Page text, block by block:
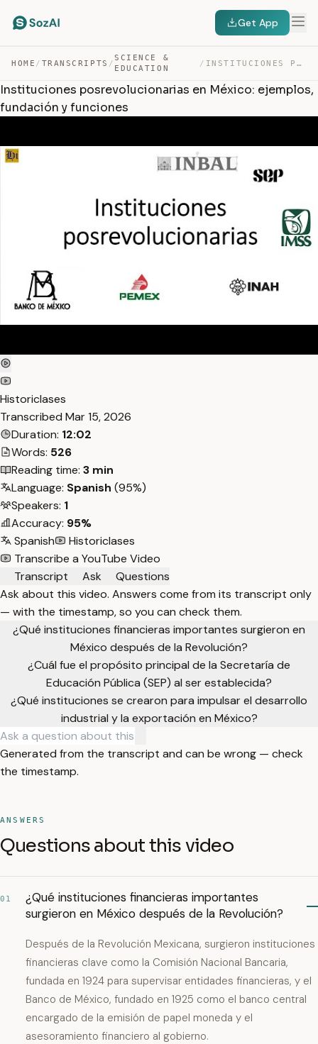
Get App
HOME / TRANSCRIPTS /
SCIENCE &
EDUCATION
/ INSTITUCIONES POSREVOLUCIONARIAS EN MÉXICO: EJEMPLOS, F… — TRANSCRIPT
Instituciones posrevolucionarias en México: ejemplos,
fundación y funciones
Historiclases
Transcribed Mar 15, 2026
Duration: 12:02
Words: 526
Reading time: 3 min
Language: Spanish (95%)
Speakers: 1
Accuracy: 95%
Spanish
Historiclases
Transcribe a YouTube Video
Transcript
Ask
Questions
Ask about this video. Answers come from its transcript only
— with the timestamp, so you can check them.
¿Qué instituciones financieras importantes surgieron en
México después de la Revolución?
¿Cuál fue el propósito principal de la Secretaría de
Educación Pública (SEP) al ser establecida?
¿Qué instituciones se crearon para impulsar el desarrollo
industrial y la exportación en México?
Generated from the transcript and can be wrong — check
the timestamp.
ANSWERS
Questions about this video
01
¿Qué instituciones financieras importantes
surgieron en México después de la Revolución?
Después de la Revolución Mexicana, surgieron instituciones
financieras clave como la Comisión Nacional Bancaria,
fundada en 1924 para supervisar entidades financieras, y el
Banco de México, fundado en 1925 como el banco central
encargado de la emisión de papel moneda y el
asesoramiento financiero al gobierno.